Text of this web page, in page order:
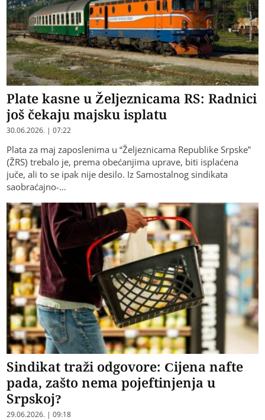
Plate kasne u Željeznicama RS: Radnici
još čekaju majsku isplatu
30.06.2026. | 07:22
Plata za maj zaposlenima u “Željeznicama Republike Srpske”
(ŽRS) trebalo je, prema obećanjima uprave, biti isplaćena
juče, ali to se ipak nije desilo. Iz Samostalnog sindikata
saobraćajno-…
Sindikat traži odgovore: Cijena nafte
pada, zašto nema pojeftinjenja u
Srpskoj?
29.06.2026. | 09:18